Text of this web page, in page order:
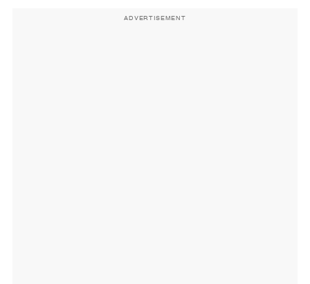
ADVERTISEMENT